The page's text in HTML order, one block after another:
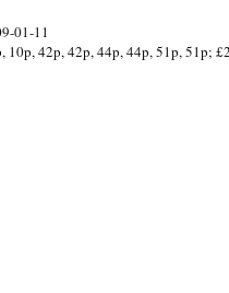
01-11
10p, 42p, 42p, 44p, 44p, 51p, 51p;